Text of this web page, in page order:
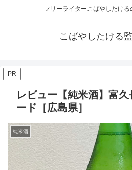
フリーライターこばやしたける
こばやしたける
PR
レビュー【純米酒】富
ード［広島県］
純米酒